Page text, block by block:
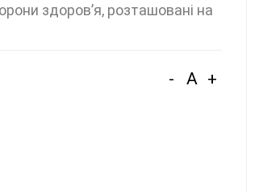
здоров’я, розташовані на
- A +